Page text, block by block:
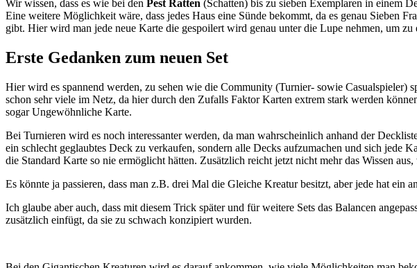
Wir wissen, dass es wie bei den PestRatten (Schatten) bis zu sieben Exemplaren in einem
Eine weitere Möglichkeit wäre, dass jedes Haus eine Sünde bekommt, da es genau Sieben
gibt. Hier wird man jede neue Karte die gespoilert wird genau unter die Lupe nehmen, um
Erste Gedanken zum neuen Set
Hier wird es spannend werden, zu sehen wie die Community (Turnier- sowie
schon sehr viele im Netz, da hier durch den Zufalls Faktor Karten extrem stark werden
sogar Ungewöhnliche Karte.
Bei Turnieren wird es noch interessanter werden, da man wahrscheinlich anhand der
ein schlecht geglaubtes Deck zu verkaufen, sondern alle Decks aufzumachen und sich jede
die Standard Karte so nie ermöglicht hätten. Zusätzlich reicht jetzt nicht mehr das Wissen
Es könnte ja passieren, dass man z.B. drei Mal die Gleiche Kreatur besitzt, aber jede hat ein
Ich glaube aber auch, dass mit diesem Trick später und für weitere Sets das Balancen
zusätzlich einfügt, da sie zu schwach konzipiert wurden.